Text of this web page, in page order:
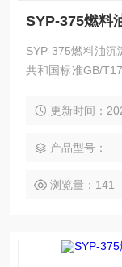
SYP-375燃料
SYP-375燃料油
共和国标准GB/
标准试验方法（
器测定的结果与
更新时间：
产品型号：
浏览量：141